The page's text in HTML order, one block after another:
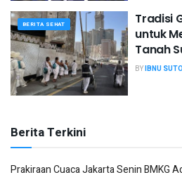
BERITA SEHAT
Tradisi
untuk
Tanah
BYIBNU
Berita Terkini
Prakiraan Cuaca Jakarta Senin BMKG